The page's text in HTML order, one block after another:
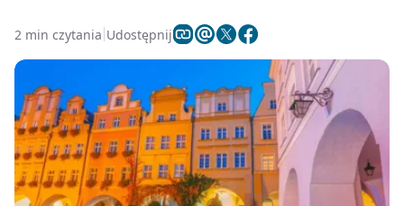
2 min czytania Udostępnij